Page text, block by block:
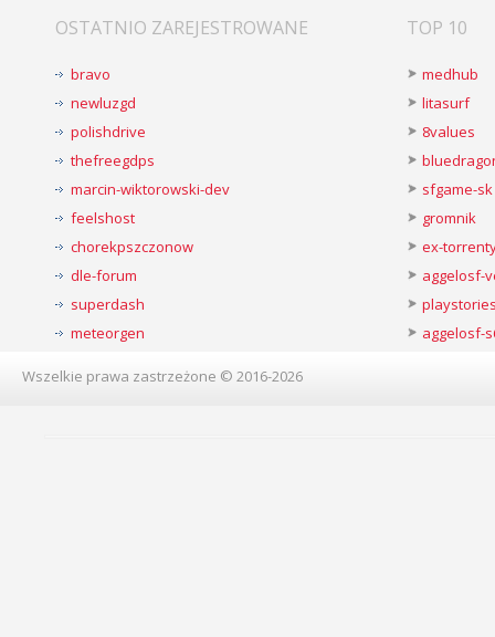
OSTATNIO ZAREJESTROWANE
bravo
newluzgd
polishdrive
thefreegdps
marcin-wiktorowski-dev
feelshost
chorekpszczonow
dle-forum
superdash
meteorgen
TOP 10
medhub
litasurf
8values
sfgame-sk
gromnik
ex-
aggelosf-
aggelosf-
Wszelkie prawa zastrzeżone © 2016-2026